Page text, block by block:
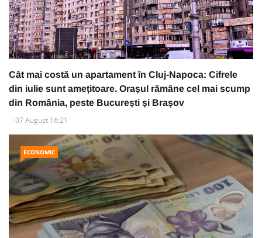
Cât mai costă un apartament în Cluj-Napoca: Cifrele
din iulie sunt amețitoare. Orașul rămâne cel mai scump
din România, peste București și Brașov
07 August 16:21
ECONOMIC